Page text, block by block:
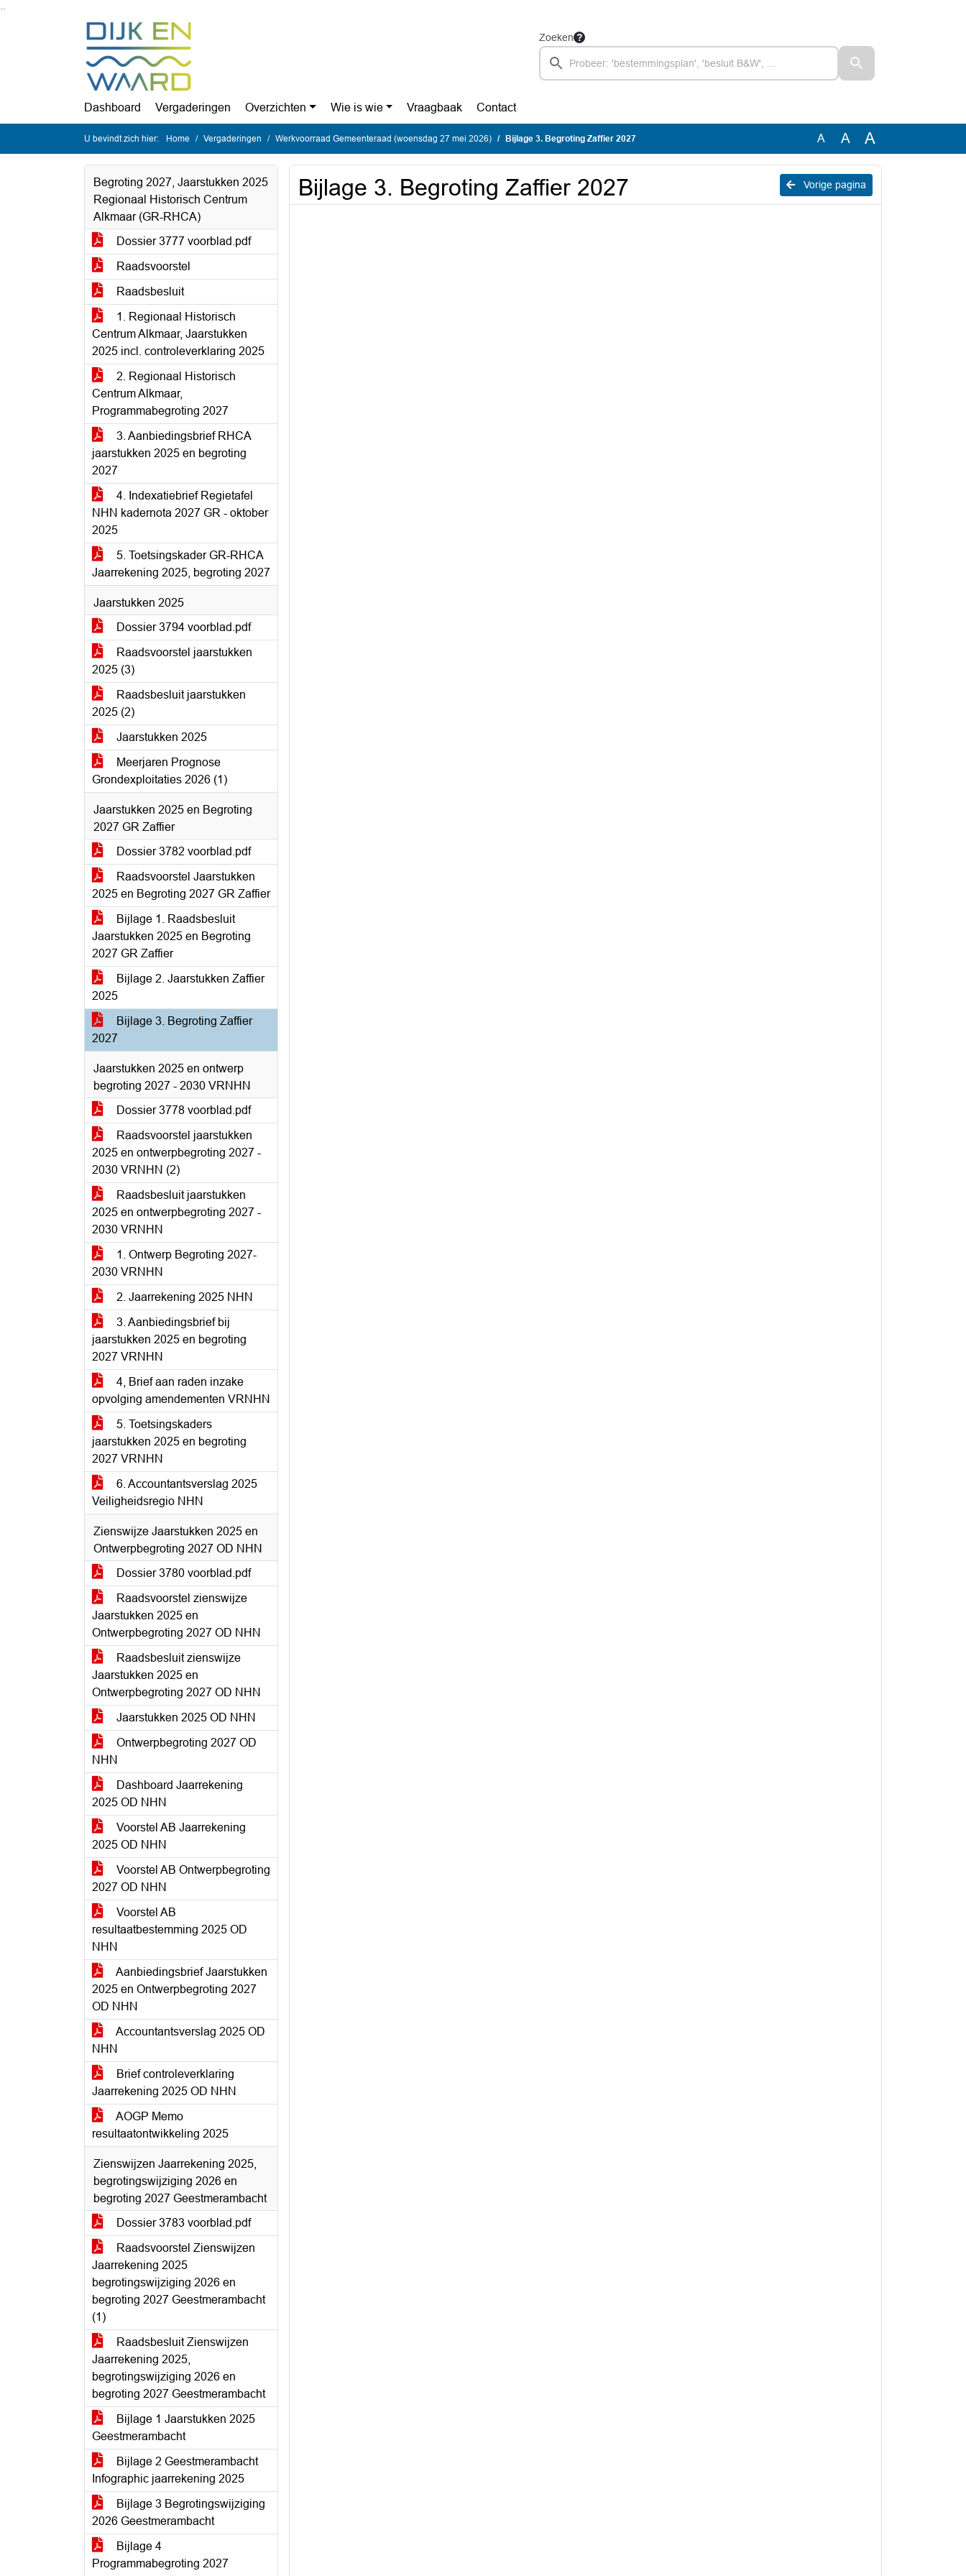
Zoeken
Dashboard Vergaderingen Overzichten Wie is wie Vraagbaak Contact
U bevindt zich hier: Home Vergaderingen Werkvoorraad Gemeenteraad (woensdag 27 mei 2026) Bijlage 3. Begroting Zaffier 2027 A A A
Begroting 2027, Jaarstukken 2025
Regionaal Historisch Centrum
Alkmaar (GR-RHCA)
Dossier 3777 voorblad.pdf
Raadsvoorstel
Raadsbesluit
1. Regionaal Historisch
Centrum Alkmaar, Jaarstukken
2025 incl. controleverklaring 2025
2. Regionaal Historisch
Centrum Alkmaar,
Programmabegroting 2027
3. Aanbiedingsbrief RHCA
jaarstukken 2025 en begroting
2027
4. Indexatiebrief Regietafel
NHN kadernota 2027 GR - oktober
2025
5. Toetsingskader GR-RHCA
Jaarrekening 2025, begroting 2027
Jaarstukken 2025
Dossier 3794 voorblad.pdf
Raadsvoorstel jaarstukken
2025 (3)
Raadsbesluit jaarstukken
2025 (2)
Jaarstukken 2025
Meerjaren Prognose
Grondexploitaties 2026 (1)
Jaarstukken 2025 en Begroting
2027 GR Zaffier
Dossier 3782 voorblad.pdf
Raadsvoorstel Jaarstukken
2025 en Begroting 2027 GR Zaffier
Bijlage 1. Raadsbesluit
Jaarstukken 2025 en Begroting
2027 GR Zaffier
Bijlage 2. Jaarstukken Zaffier
2025
Bijlage 3. Begroting Zaffier
2027
Jaarstukken 2025 en ontwerp
begroting 2027 - 2030 VRNHN
Dossier 3778 voorblad.pdf
Raadsvoorstel jaarstukken
2025 en ontwerpbegroting 2027 -
2030 VRNHN (2)
Raadsbesluit jaarstukken
2025 en ontwerpbegroting 2027 -
2030 VRNHN
1. Ontwerp Begroting 2027-
2030 VRNHN
2. Jaarrekening 2025 NHN
3. Aanbiedingsbrief bij
jaarstukken 2025 en begroting
2027 VRNHN
4, Brief aan raden inzake
opvolging amendementen VRNHN
5. Toetsingskaders
jaarstukken 2025 en begroting
2027 VRNHN
6. Accountantsverslag 2025
Veiligheidsregio NHN
Zienswijze Jaarstukken 2025 en
Ontwerpbegroting 2027 OD NHN
Dossier 3780 voorblad.pdf
Raadsvoorstel zienswijze
Jaarstukken 2025 en
Ontwerpbegroting 2027 OD NHN
Raadsbesluit zienswijze
Jaarstukken 2025 en
Ontwerpbegroting 2027 OD NHN
Jaarstukken 2025 OD NHN
Ontwerpbegroting 2027 OD
NHN
Dashboard Jaarrekening
2025 OD NHN
Voorstel AB Jaarrekening
2025 OD NHN
Voorstel AB Ontwerpbegroting
2027 OD NHN
Voorstel AB
resultaatbestemming 2025 OD
NHN
Aanbiedingsbrief Jaarstukken
2025 en Ontwerpbegroting 2027
OD NHN
Accountantsverslag 2025 OD
NHN
Brief controleverklaring
Jaarrekening 2025 OD NHN
AOGP Memo
resultaatontwikkeling 2025
Zienswijzen Jaarrekening 2025,
begrotingswijziging 2026 en
begroting 2027 Geestmerambacht
Dossier 3783 voorblad.pdf
Raadsvoorstel Zienswijzen
Jaarrekening 2025
begrotingswijziging 2026 en
begroting 2027 Geestmerambacht
(1)
Raadsbesluit Zienswijzen
Jaarrekening 2025,
begrotingswijziging 2026 en
begroting 2027 Geestmerambacht
Bijlage 1 Jaarstukken 2025
Geestmerambacht
Bijlage 2 Geestmerambacht
Infographic jaarrekening 2025
Bijlage 3 Begrotingswijziging
2026 Geestmerambacht
Bijlage 4
Programmabegroting 2027
Vorige pagina
Bijlage 3. Begroting Zaffier 2027